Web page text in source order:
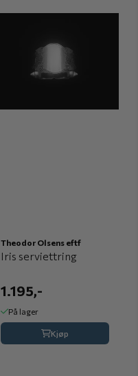
Theodor Olsens eftf
Iris serviettring
1.195,-
På lager
Kjøp